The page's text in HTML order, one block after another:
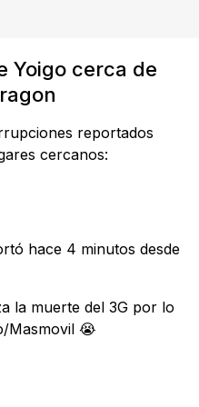
Yoigo cerca de
reportados
cercanos:
hace 4 minutos desde
la muerte del 3G por lo
Masmovil 😭